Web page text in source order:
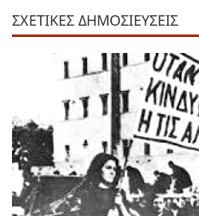
ΣΧΕΤΙΚΕΣ ΔΗΜΟΣΙΕΥΣΕΙΣ